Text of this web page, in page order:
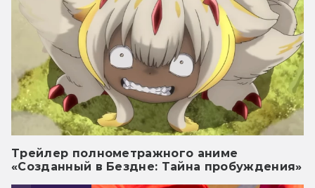
Трейлер полнометражного аниме
«Созданный в Бездне: Тайна пробуждения»